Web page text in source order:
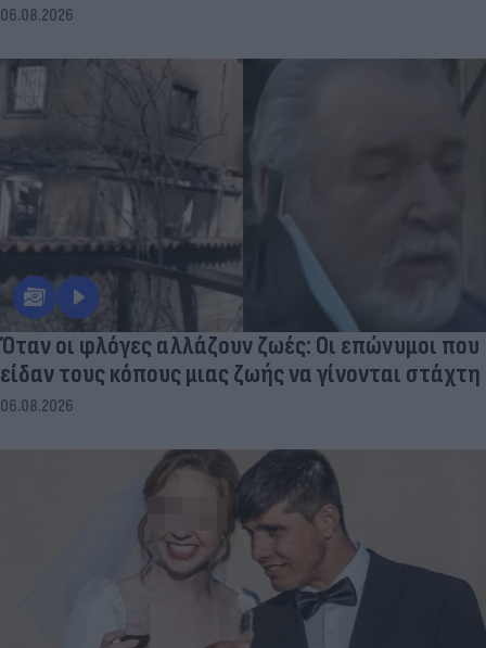
06.08.2026
Όταν οι φλόγες αλλάζουν ζωές: Οι επώνυμοι που
είδαν τους κόπους μιας ζωής να γίνονται στάχτη
06.08.2026